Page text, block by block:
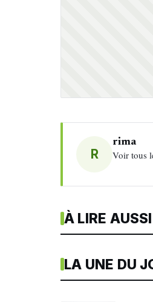
R
rima
Voir tous
À LIRE AUSSI
LA UNE DU